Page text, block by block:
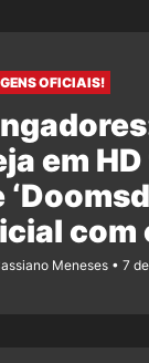
OFICIAIS!
em
com
Meneses 7